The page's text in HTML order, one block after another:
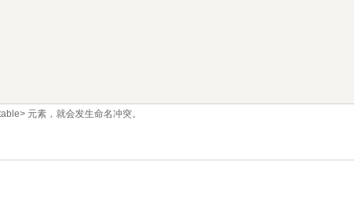
元素，就会发生命名冲突。